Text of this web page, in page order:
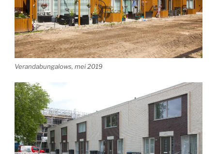
Verandabungalows, mei 2019